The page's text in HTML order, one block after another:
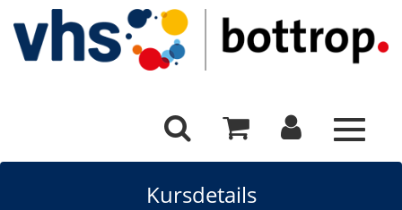
Toggle
Kursdetails